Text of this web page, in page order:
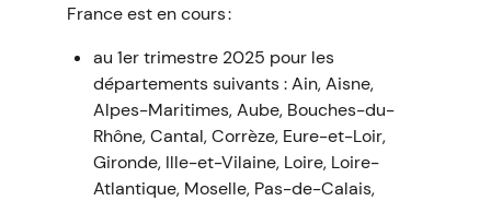
France est en cours :
au 1er trimestre 2025 pour les
départements suivants : Ain, Aisne,
Alpes-Maritimes, Aube, Bouches-du-
Rhône, Cantal, Corrèze, Eure-et-Loir,
Gironde, Ille-et-Vilaine, Loire, Loire-
Atlantique, Moselle, Pas-de-Calais,